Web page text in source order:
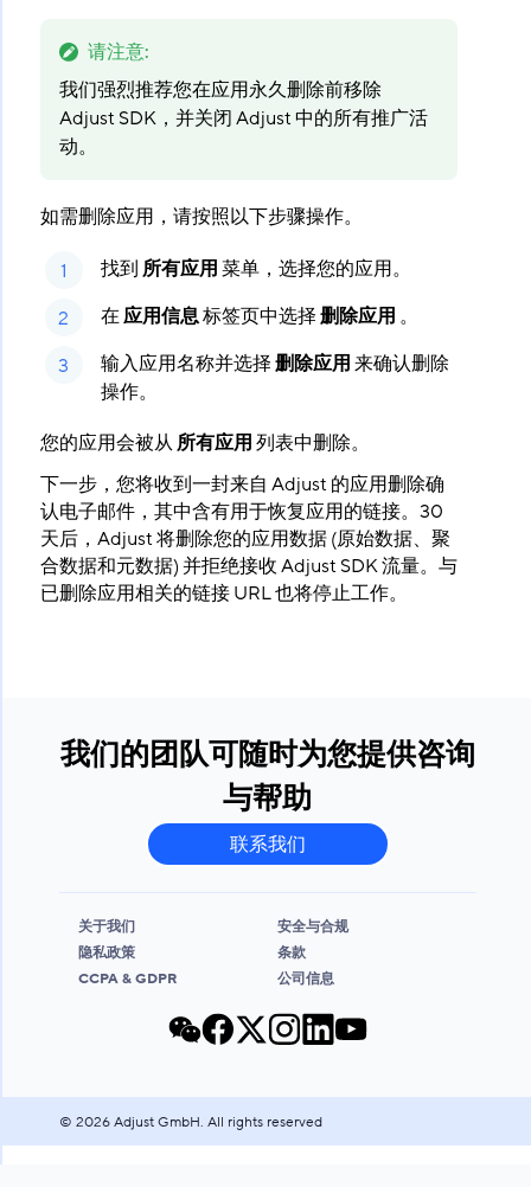
请注意:
我们强烈推荐您在应用永久删除前移除
Adjust SDK，并关闭 Adjust 中的所有推广活
动。
如需删除应用，请按照以下步骤操作。
找到所有应用​ 菜单，选择您的应用。
在应用信息​ 标签页中选择删除应用 ​ 。
输入应用名称并选择删除应用​ 来确认删除
操作。
您的应用会被从所有应用​ 列表中删除。
下一步，您将收到一封来自 Adjust 的应用删除确
认电子邮件，其中含有用于恢复应用的链接。30
天后，Adjust 将删除您的应用数据 (原始数据、聚
合数据和元数据) 并拒绝接收 Adjust SDK 流量。与
已删除应用相关的链接 URL 也将停止工作。
我们的团队可随时为您提供咨询
与帮助
联系我们
关于我们
安全与合规
隐私政策
条款
CCPA & GDPR
公司信息
© 2026Adjust GmbH. All rights reserved